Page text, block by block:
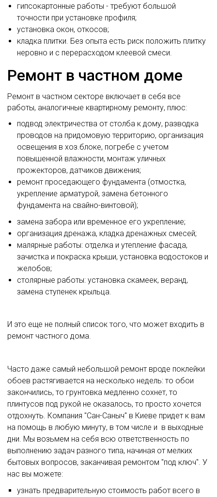
гипсокартонные работы - требуют большой
точности при установке профиля;
установка окон, откосов;
кладка плитки. Без опыта есть риск положить плитку
неровно и с перерасходом клеевой смеси.
Ремонт в частном доме
Ремонт в частном секторе включает в себя все
работы, аналогичные квартирному ремонту, плюс:
подвод электричества от столба к дому, разводка
проводов на придомовую территорию, организация
освещения в хоз.блоке, погребе с учетом
повышенной влажности, монтаж уличных
прожекторов, датчиков движения;
ремонт проседающего фундамента (отмостка,
укрепление арматурой, замена бетонного
фундамента на свайно-винтовой);
замена забора или временное его укрепление;
организация дренажа, кладка дренажных смесей;
малярные работы: отделка и утепление фасада,
зачистка и покраска крыши, установка водостоков и
желобов;
столярные работы: установка скамеек, веранд,
замена ступенек крыльца.
И это еще не полный список того, что может входить в
ремонт частного дома.
Часто даже самый небольшой ремонт вроде поклейки
обоев растягивается на несколько недель: то обои
закончились, то грунтовка медленно сохнет, то
плинтусов под рукой не оказалось, то просто хочется
отдохнуть. Компания "Сан-Саныч" в Киеве придет к вам
на помощь в любую минуту, в том числе и в выходные
дни. Мы возьмем на себя всю ответственность по
выполнению задач разного типа, начиная от мелких
бытовых вопросов, заканчивая ремонтом "под ключ". У
нас вы можете:
узнать предварительную стоимость работ всего в